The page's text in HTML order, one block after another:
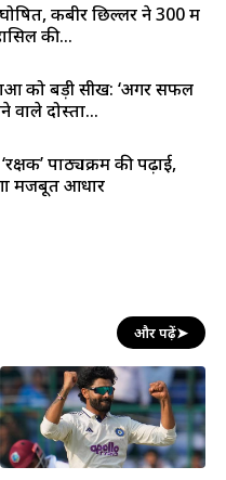
कबीर छिल्लर ने 300 में
की...
को बड़ी सीख: ‘अगर सफल
वाले दोस्तों...
पाठ्यक्रम की पढ़ाई,
मजबूत आधार
और पढ़ें➤